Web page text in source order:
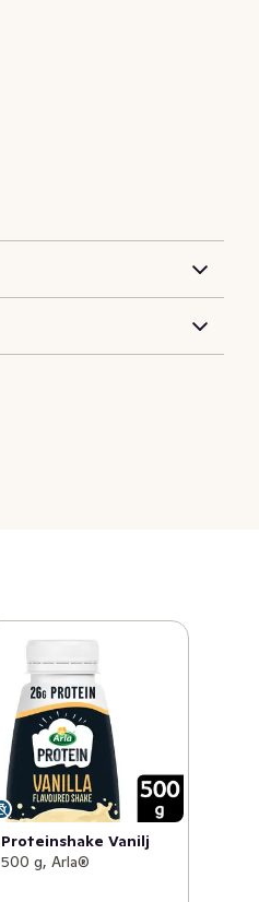
Proteinshake Vanilj
500 g, Arla®